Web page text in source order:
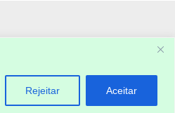
Rejeitar Aceitar